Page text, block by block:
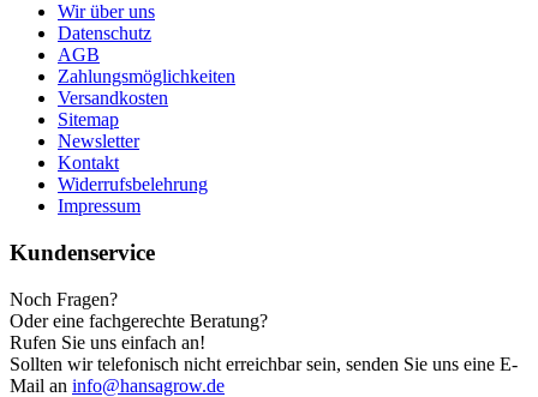
Wir über uns
Datenschutz
AGB
Zahlungsmöglichkeiten
Versandkosten
Sitemap
Newsletter
Kontakt
Widerrufsbelehrung
Impressum
Kundenservice
Noch Fragen?
Oder eine fachgerechte Beratung?
Rufen Sie uns einfach an!
Sollten wir telefonisch nicht erreichbar sein, senden Sie uns eine E-
Mail an info@hansagrow.de